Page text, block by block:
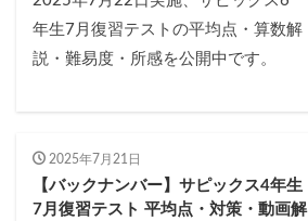
年生7月復習テストの平均点・算数解
説・難易度・所感を公開中です。
2025年7月21日
【バックナンバー】サピックス4年生
7月復習テスト 平均点・対策・動画解